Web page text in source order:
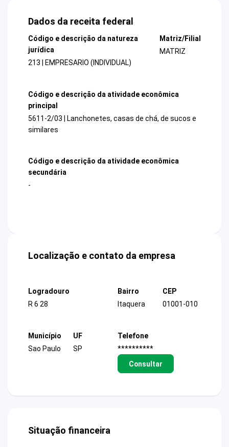
Dados da receita federal
Código e descrição da natureza
jurídica
213 | EMPRESARIO (INDIVIDUAL)
Matriz/Filial
MATRIZ
Código e descrição da atividade econômica
principal
5611-2/03 | Lanchonetes, casas de chá, de sucos e
similares
Código e descrição da atividade econômica
secundária
-
Localização e contato da empresa
Logradouro
R 6 28
Bairro
Itaquera
CEP
01001-010
Município
Sao Paulo
UF
SP
Telefone
**********
Consultar
Situação financeira